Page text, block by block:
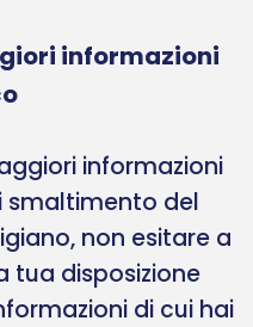
informazioni
informazioni
smaltimento del
non esitare a
tua disposizione
di cui hai